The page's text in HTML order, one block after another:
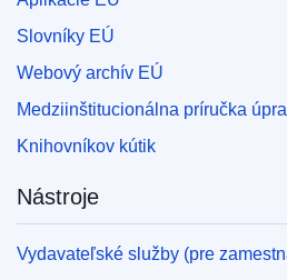
Slovníky EÚ
Webový archív EÚ
Medziinštitucionálna príručka
Knihovníkov kútik
Nástroje
Vydavateľské služby (pre